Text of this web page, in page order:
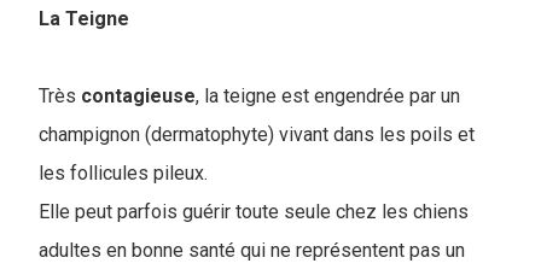
La Teigne
Très contagieuse, la teigne est engendrée par un
champignon (dermatophyte) vivant dans les poils et
les follicules pileux.
Elle peut parfois guérir toute seule chez les chiens
adultes en bonne santé qui ne représentent pas un